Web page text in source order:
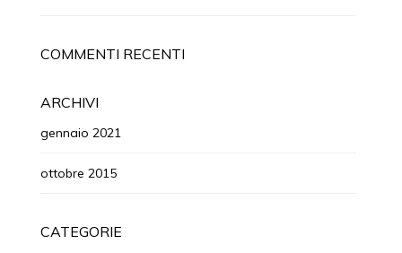
COMMENTI RECENTI
ARCHIVI
gennaio 2021
ottobre 2015
CATEGORIE